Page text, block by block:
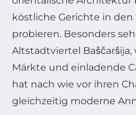
köstliche Gerichte in
probieren. Besonders
Altstadtviertel
Märkte und einladende
hat nach wie vor ihren
gleichzeitig moderne